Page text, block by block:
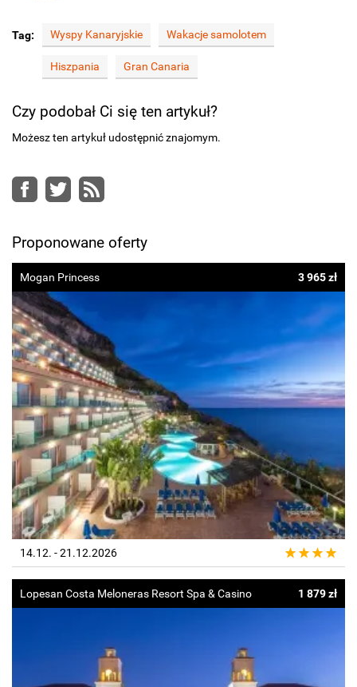
Tag: Wyspy Kanaryjskie Wakacje samolotem
Hiszpania Gran Canaria
Czy podobał Ci się ten artykuł?
Możesz ten artykuł udostępnić znajomym.
Facebook
Twitter
RSS
Proponowane oferty
Mogan Princess 3 965 zł
14.12. - 21.12.2026
Lopesan Costa Meloneras Resort Spa & Casino 1 879 zł